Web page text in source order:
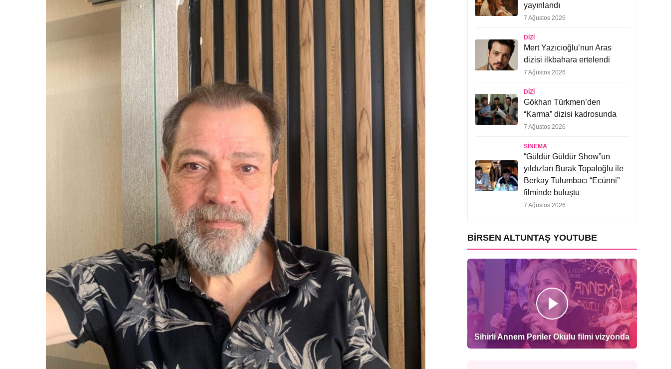
yayınlandı
7 Ağustos 2026
DIZI
Mert Yazıcıoğlu’nun Aras
dizisi ilkbahara ertelendi
7 Ağustos 2026
DIZI
Gökhan Türkmen’den
“Karma” dizisi kadrosunda
7 Ağustos 2026
SINEMA
“Güldür Güldür Show”un
yıldızları Burak Topaloğlu ile
Berkay Tulumbacı “Ecünni”
filminde buluştu
7 Ağustos 2026
BIRSEN ALTUNTAŞ YOUTUBE
Sihirli Annem Periler Okulu filmi vizyonda